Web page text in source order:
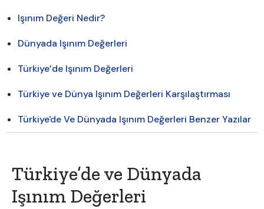
Işınım Değeri Nedir?
Dünyada Işınım Değerleri
Türkiye’de Işınım Değerleri
Türkiye ve Dünya Işınım Değerleri Karşılaştırması
Türkiye'de Ve Dünyada Işınım Değerleri Benzer Yazılar
Türkiye’de ve Dünyada
Işınım Değerleri